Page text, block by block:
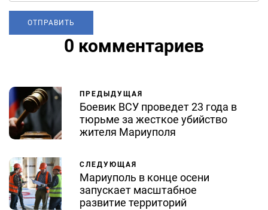
0 комментариев
ПРЕДЫДУЩАЯ
Боевик ВСУ проведет 23 года в
тюрьме за жесткое убийство
жителя Мариуполя
СЛЕДУЮЩАЯ
Мариуполь в конце осени
запускает масштабное
развитие территорий